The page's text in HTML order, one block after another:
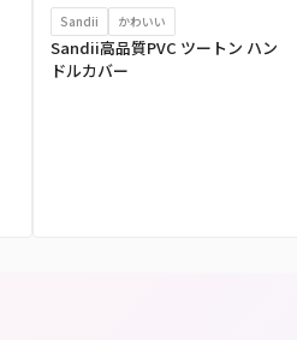
Sandii かわいい
Sandii高品質PVC ツートン ハン
ドルカバー